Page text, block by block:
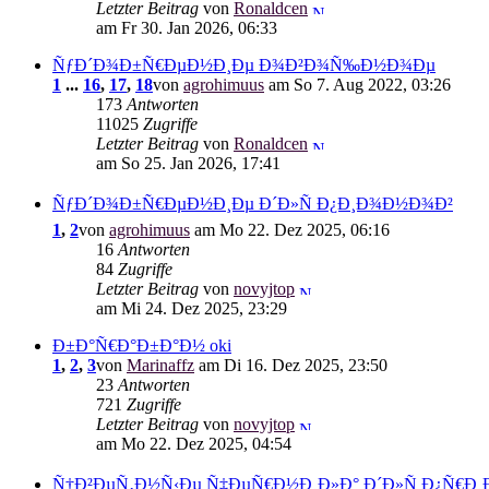
Letzter Beitrag von Ronaldcen
am Fr 30. Jan 2026, 06:33
ÑƒÐ´Ð¾Ð±Ñ€ÐµÐ½Ð¸Ðµ Ð¾Ð²Ð¾Ñ‰Ð½Ð¾Ðµ
1 ... 16, 17, 18von agrohimuus am So 7. Aug 2022, 03:26
173 Antworten
11025 Zugriffe
Letzter Beitrag von Ronaldcen
am So 25. Jan 2026, 17:41
ÑƒÐ´Ð¾Ð±Ñ€ÐµÐ½Ð¸Ðµ Ð´Ð»Ñ Ð¿Ð¸Ð¾Ð½Ð¾Ð²
1, 2von agrohimuus am Mo 22. Dez 2025, 06:16
16 Antworten
84 Zugriffe
Letzter Beitrag von novyjtop
am Mi 24. Dez 2025, 23:29
Ð±Ð°Ñ€Ð°Ð±Ð°Ð½ oki
1, 2, 3von Marinaffz am Di 16. Dez 2025, 23:50
23 Antworten
721 Zugriffe
Letzter Beitrag von novyjtop
am Mo 22. Dez 2025, 04:54
Ñ†Ð²ÐµÑ‚Ð½Ñ‹Ðµ Ñ‡ÐµÑ€Ð½Ð¸Ð»Ð° Ð´Ð»Ñ